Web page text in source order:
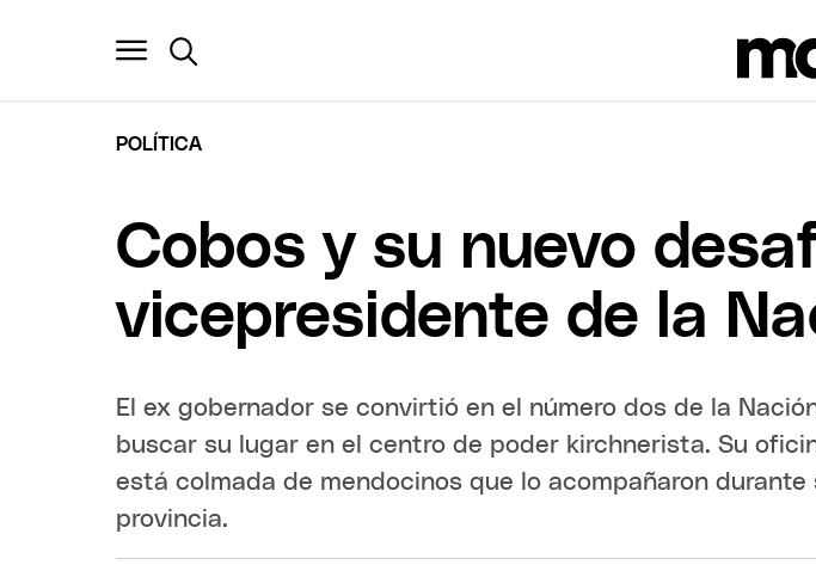
POLÍTICA
Cobos y su nuevo
vicepresidente de la
El ex gobernador se convirtió en el número dos de la
buscar su lugar en el centro de poder kirchnerista. Su
está colmada de mendocinos que lo acompañaron durante
provincia.